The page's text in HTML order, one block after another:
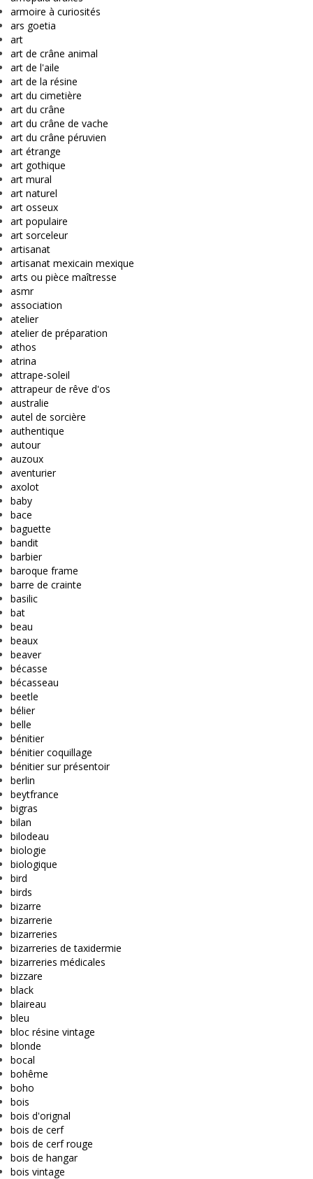
armoire à curiosités
ars goetia
art
art de crâne animal
art de l'aile
art de la résine
art du cimetière
art du crâne
art du crâne de vache
art du crâne péruvien
art étrange
art gothique
art mural
art naturel
art osseux
art populaire
art sorceleur
artisanat
artisanat mexicain mexique
arts ou pièce maîtresse
asmr
association
atelier
atelier de préparation
athos
atrina
attrape-soleil
attrapeur de rêve d'os
australie
autel de sorcière
authentique
autour
auzoux
aventurier
axolot
baby
bace
baguette
bandit
barbier
baroque frame
barre de crainte
basilic
bat
beau
beaux
beaver
bécasse
bécasseau
beetle
bélier
belle
bénitier
bénitier coquillage
bénitier sur présentoir
berlin
beytfrance
bigras
bilan
bilodeau
biologie
biologique
bird
birds
bizarre
bizarrerie
bizarreries
bizarreries de taxidermie
bizarreries médicales
bizzare
black
blaireau
bleu
bloc résine vintage
blonde
bocal
bohême
boho
bois
bois d'orignal
bois de cerf
bois de cerf rouge
bois de hangar
bois vintage